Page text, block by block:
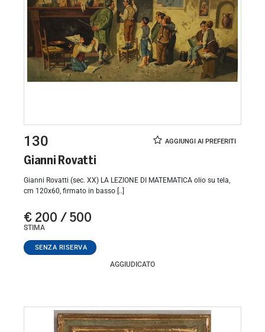
130
Gianni Rovatti
Gianni Rovatti (sec. XX) LA LEZIONE DI MATEMATICA olio su tela,
cm 120x60, firmato in basso [..]
€ 200 / 500
STIMA
AGGIUDICATO